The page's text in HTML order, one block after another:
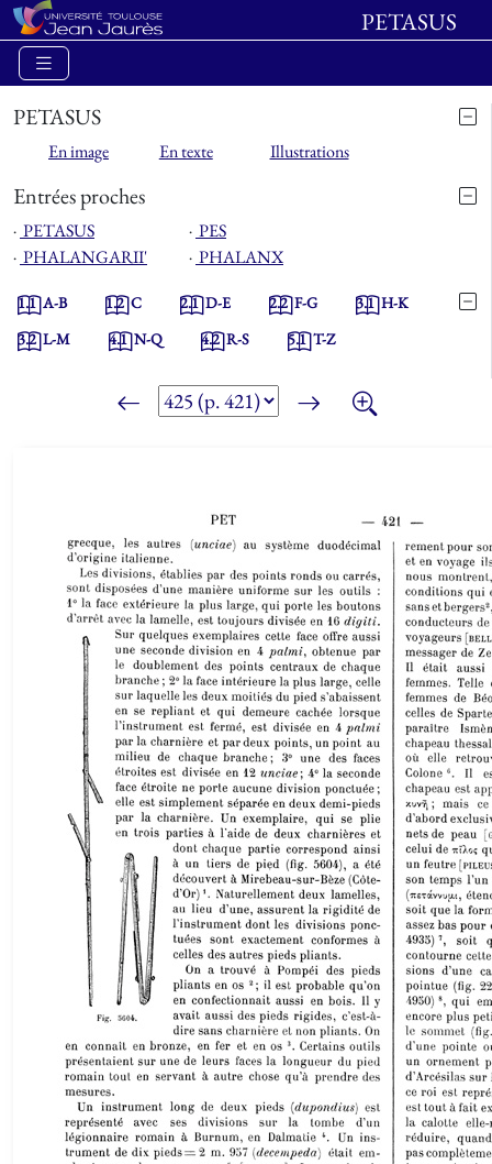
PETASUS
PETASUS
En image En texte Illustrations
Entrées proches
⋅ PETASUS ⋅ PES
⋅ PHALANGARII' ⋅ PHALANX
1.1A-B 1.2C 2.1D-E 2.2F-G 3.1H-K
3.2L-M 4.1N-Q 4.2R-S 5.1T-Z